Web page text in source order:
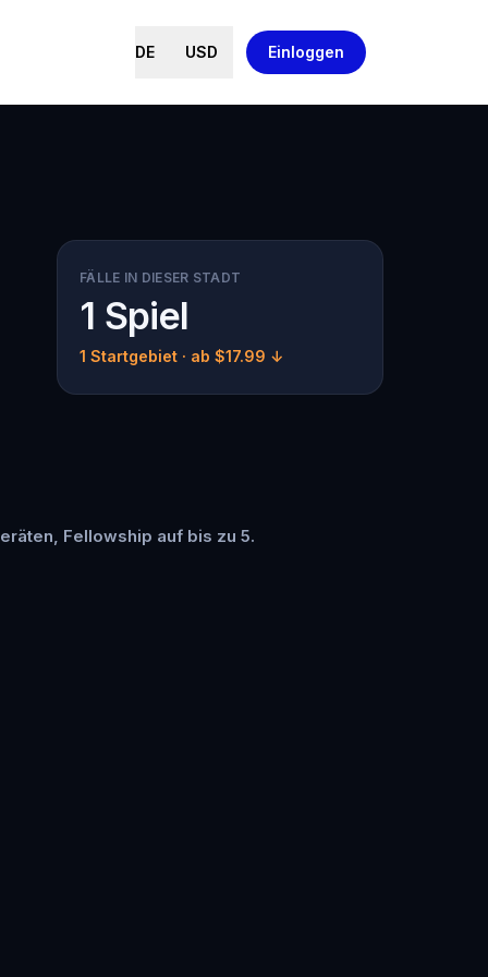
DE USD Einloggen
FÄLLE IN DIESER STADT
1 Spiel
1 Startgebiet · ab $17.99 ↓
Fellowship auf bis zu 5.